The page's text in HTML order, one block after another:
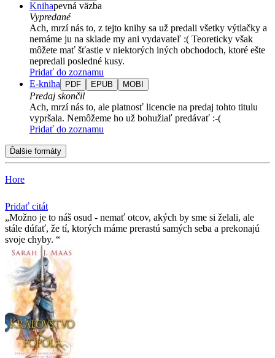
Knihapevná väzba
Vypredané
Ach, mrzí nás to, z tejto knihy sa už predali všetky výtlačky a
nemáme ju na sklade my ani vydavateľ :( Teoreticky však
môžete mať šťastie v niektorých iných obchodoch, ktoré ešte
nepredali posledné kusy.
Pridať do zoznamu
E-kniha
PDF EPUB MOBI
Predaj skončil
Ach, mrzí nás to, ale platnosť licencie na predaj tohto titulu
vypršala. Nemôžeme ho už bohužiaľ predávať :-(
Pridať do zoznamu
Ďalšie formáty
Hore
Pridať citát
Možno je to náš osud - nemať otcov, akých by sme si želali, ale
stále dúfať, že tí­, ktorých máme prerastú samých seba a prekonajú
svoje chyby.